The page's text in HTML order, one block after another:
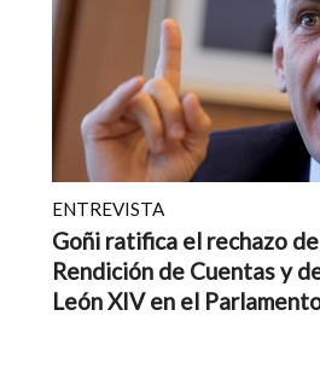
ENTREVISTA
Goñi ratifica el rechazo
Rendición de Cuentas y
León XIV en el